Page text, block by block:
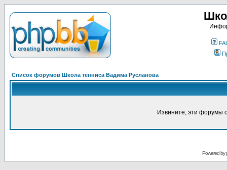
Список форумов Школа тенниса Вадима Русланова
Извините, эти форумы
Powered by